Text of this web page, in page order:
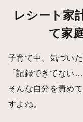
レシート家
て家
子育て中、気づい
「記録できてない
そんな自分を責め
すよね。